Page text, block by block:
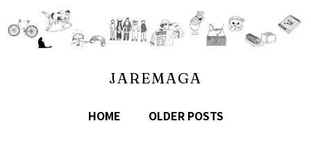
JAREMAGA
HOME OLDER POSTS